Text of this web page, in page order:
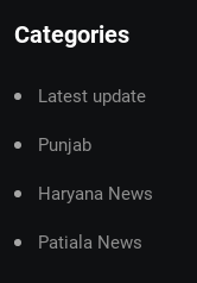
Categories
Latest update
Punjab
Haryana News
Patiala News